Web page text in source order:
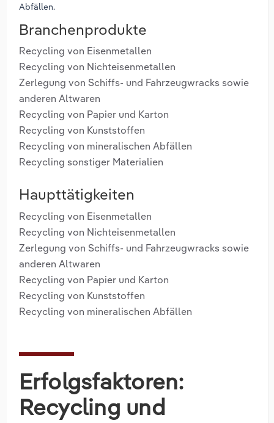
Abfällen.
Branchenprodukte
Recycling von Eisenmetallen
Recycling von Nichteisenmetallen
Zerlegung von Schiffs- und Fahrzeugwracks sowie
anderen Altwaren
Recycling von Papier und Karton
Recycling von Kunststoffen
Recycling von mineralischen Abfällen
Recycling sonstiger Materialien
Haupttätigkeiten
Recycling von Eisenmetallen
Recycling von Nichteisenmetallen
Zerlegung von Schiffs- und Fahrzeugwracks sowie
anderen Altwaren
Recycling von Papier und Karton
Recycling von Kunststoffen
Recycling von mineralischen Abfällen
Erfolgsfaktoren:
Recycling und